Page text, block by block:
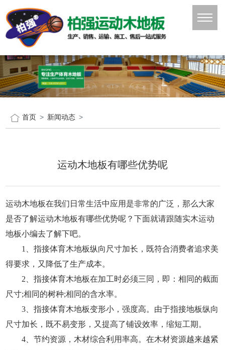
首页 新闻动态
运动木地板有哪些优势呢
运动木地板在我们日常生活中应用是非常的广泛，那么大家
是否了解运动木地板有哪些优势呢？下面就请跟随实木运动
地板小编去了解下吧。
1、指接体育木地板纵向尺寸加长，既符合消费者追求美
得要求，又降低了生产成本。
2、指接体育木地板在加工时必须三同，即：相同的截面
尺寸;相同的树种;相同的含水率。
3、指接体育木地板变形小，强度高。由于指接地板纵向
尺寸加长，既不易变形，又提高了铺设效率，缩短工期。
4、节约资源，木材综合利用率高。在木材资源越来越紧